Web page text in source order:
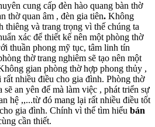
cung cấp đèn hào quang bàn thờ
thờ quan âm , đèn gia tiên. Không
thiêng và trang trọng vì thế chúng ta
xác để thiết kế nên một phòng thờ
thuần phong mỹ tục, tâm linh tín
thờ trang nghiêm sẽ tạo nên một
gian phòng thờ hợp phong thủy ,
nhiều điều cho gia đình. Phòng thờ
an yên để mà làm việc , phát triển sự
hệ ,,...từ đó mang lại rất nhiều điều tốt
gia đình. Chính vì thế tìm hiểu bán
cần thiết.